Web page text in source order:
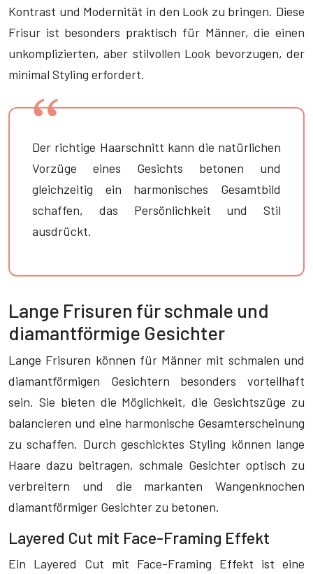
Kontrast und Modernität in den Look zu bringen. Diese
Frisur ist besonders praktisch für Männer, die einen
unkomplizierten, aber stilvollen Look bevorzugen, der
minimal Styling erfordert.
Der richtige Haarschnitt kann die natürlichen
Vorzüge eines Gesichts betonen und
gleichzeitig ein harmonisches Gesamtbild
schaffen, das Persönlichkeit und Stil
ausdrückt.
Lange Frisuren für schmale und
diamantförmige Gesichter
Lange Frisuren können für Männer mit schmalen und
diamantförmigen Gesichtern besonders vorteilhaft
sein. Sie bieten die Möglichkeit, die Gesichtszüge zu
balancieren und eine harmonische Gesamterscheinung
zu schaffen. Durch geschicktes Styling können lange
Haare dazu beitragen, schmale Gesichter optisch zu
verbreitern und die markanten Wangenknochen
diamantförmiger Gesichter zu betonen.
Layered Cut mit Face-Framing Effekt
Ein Layered Cut mit Face-Framing Effekt ist eine